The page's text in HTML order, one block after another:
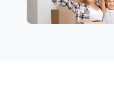
Wiener